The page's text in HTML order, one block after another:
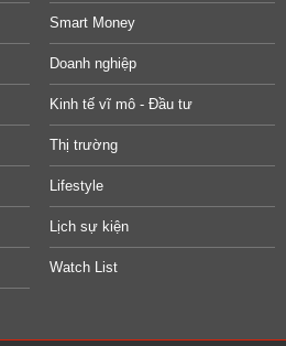
Smart Money
Doanh nghiệp
Kinh tế vĩ mô - Đầu tư
Thị trường
Lifestyle
Lịch sự kiện
Watch List